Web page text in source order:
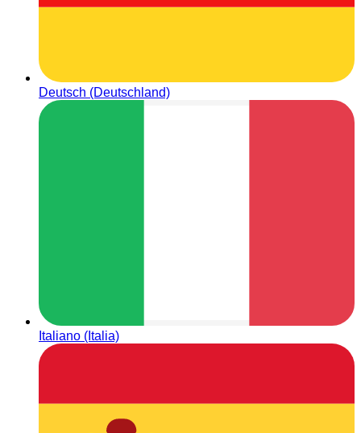
Deutsch (Deutschland)
Italiano (Italia)